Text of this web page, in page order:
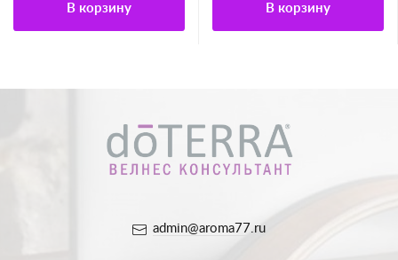
В корзину В корзину
admin@aroma77.ru